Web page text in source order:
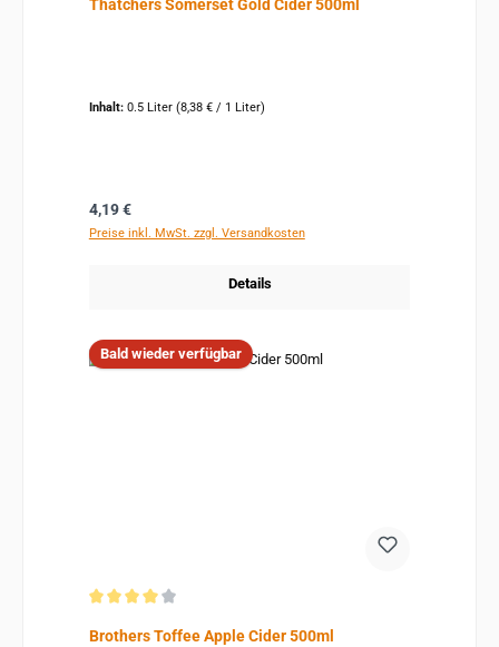
Thatchers Somerset Gold Cider 500ml
Inhalt: 0.5 Liter (8,38 € / 1 Liter)
Regulärer Preis:
4,19 €
Preise inkl. MwSt. zzgl. Versandkosten
Details
Bald wieder verfügbar
Brothers Toffee Apple Cider 500ml